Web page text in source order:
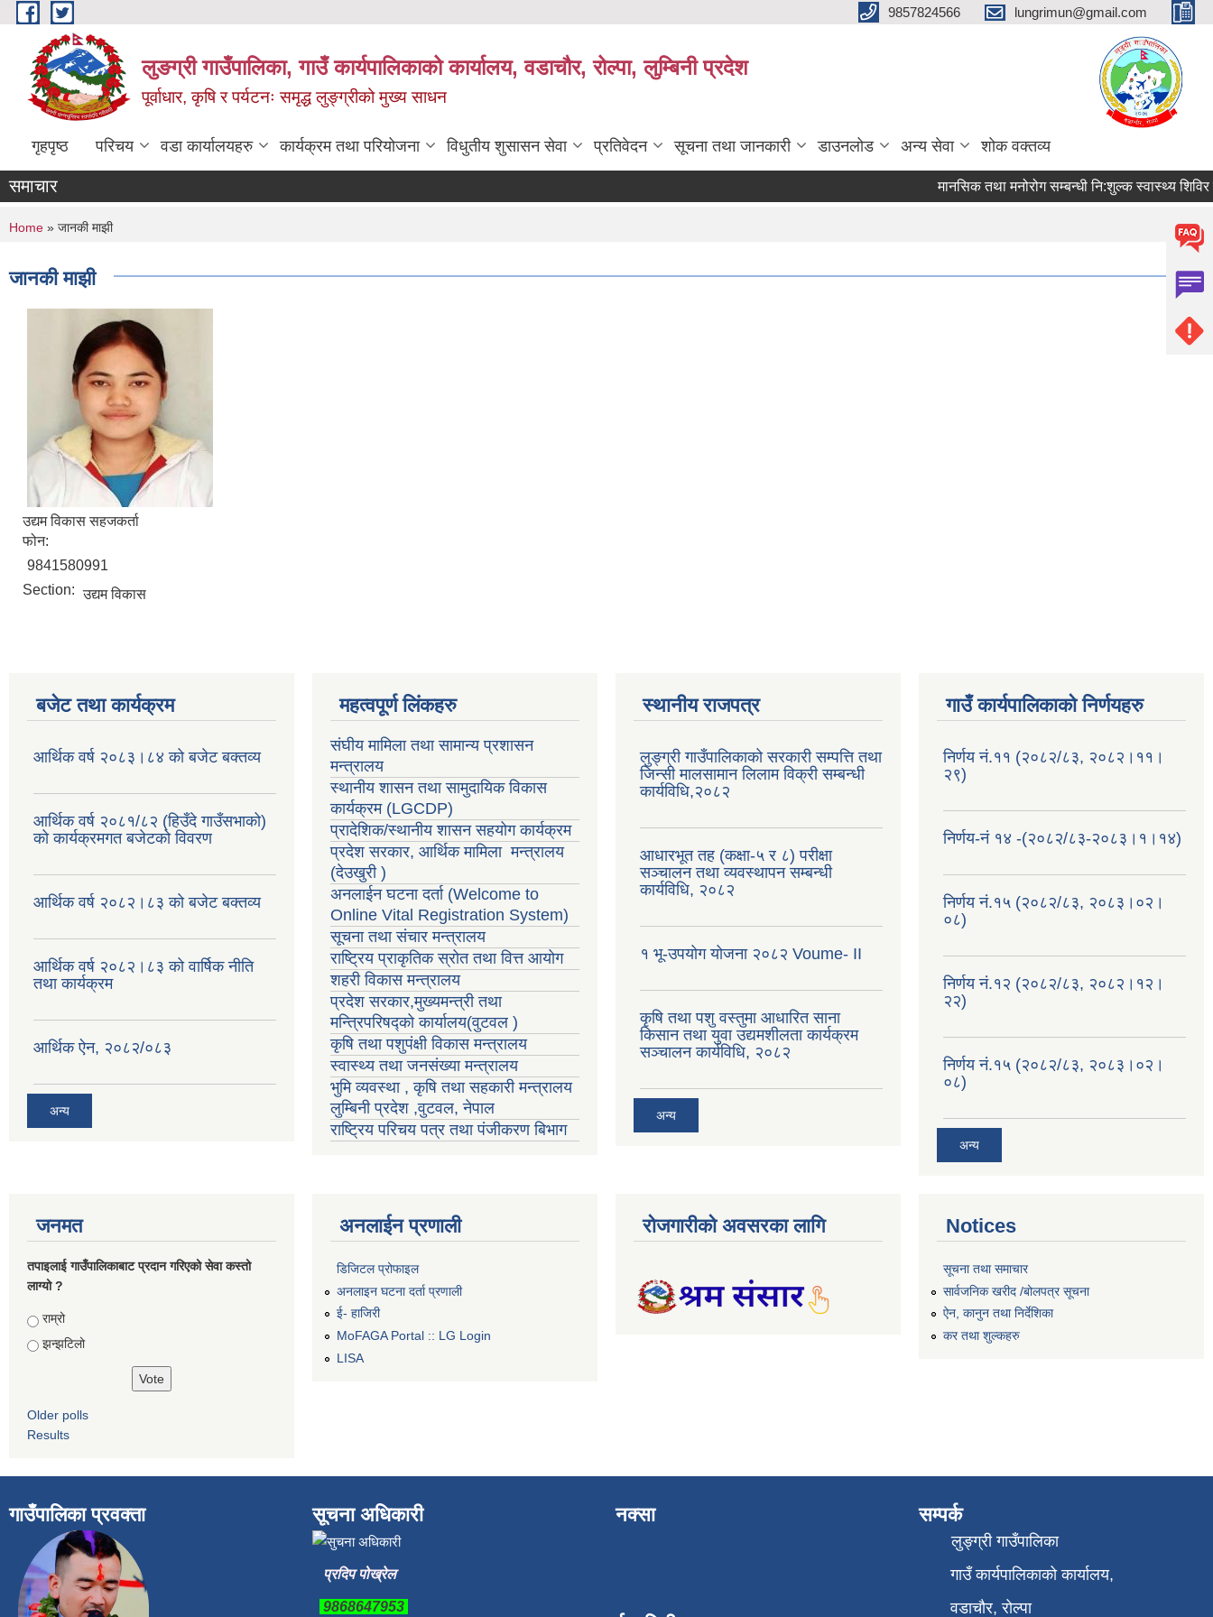
Skip to main content 9857824566 lungrimun@gmail.com
लुङग्री गाउँपालिका, गाउँ कार्यपालिकाको कार्यालय, वडाचौर, रोल्पा, लुम्बिनी प्रदेश
पूर्वाधार, कृषि र पर्यटनः समृद्ध लुङ्ग्रीको मुख्य साधन
गृहपृष्ठ परिचय वडा कार्यालयहरु कार्यक्रम तथा परियोजना विधुतीय शुसासन सेवा प्रतिवेदन सूचना तथा जानकारी डाउनलोड अन्य सेवा शोक वक्तव्य
समाचार मानसिक तथा मनोरोग सम्बन्धी नि:शुल्क स्वास्थ्य शिविर
You are here
Home » जानकी माझी
जानकी माझी
उद्यम विकास सहजकर्ता
फोन:
9841580991
Section: उद्यम विकास
बजेट तथा कार्यक्रम
आर्थिक वर्ष २०८३।८४ को बजेट बक्तव्य
आर्थिक वर्ष २०८१/८२ (हिउँदे गाउँसभाको)
को कार्यक्रमगत बजेटको विवरण
आर्थिक वर्ष २०८२।८३ को बजेट बक्तव्य
आर्थिक वर्ष २०८२।८३ को वार्षिक नीति
तथा कार्यक्रम
आर्थिक ऐन, २०८२/०८३
अन्य
महत्वपूर्ण लिंकहरु
संघीय मामिला तथा सामान्य प्रशासन
मन्त्रालय
स्थानीय शासन तथा सामुदायिक विकास
कार्यक्रम (LGCDP)
प्रादेशिक/स्थानीय शासन सहयोग कार्यक्रम
प्रदेश सरकार, आर्थिक मामिला मन्त्रालय
(देउखुरी )
अनलाईन घटना दर्ता (Welcome to
Online Vital Registration System)
सूचना तथा संचार मन्त्रालय
राष्ट्रिय प्राकृतिक स्रोत तथा वित्त आयोग
शहरी विकास मन्त्रालय
प्रदेश सरकार,मुख्यमन्त्री तथा
मन्त्रिपरिषद्को कार्यालय(वुटवल )
कृषि तथा पशुपंक्षी विकास मन्त्रालय
स्वास्थ्य तथा जनसंख्या मन्त्रालय
भुमि व्यवस्था , कृषि तथा सहकारी मन्त्रालय
लुम्बिनी प्रदेश ,वुटवल, नेपाल
राष्ट्रिय परिचय पत्र तथा पंजीकरण बिभाग
स्थानीय राजपत्र
लुङ्ग्री गाउँपालिकाको सरकारी सम्पत्ति तथा
जिन्सी मालसामान लिलाम विक्री सम्बन्धी
कार्यविधि,२०८२
आधारभूत तह (कक्षा-५ र ८) परीक्षा
सञ्चालन तथा व्यवस्थापन सम्बन्धी
कार्यविधि, २०८२
१ भू-उपयोग योजना २०८२ Voume- II
कृषि तथा पशु वस्तुमा आधारित साना
किसान तथा युवा उद्यमशीलता कार्यक्रम
सञ्चालन कार्यविधि, २०८२
अन्य
गाउँ कार्यपालिकाको निर्णयहरु
निर्णय नं.११ (२०८२/८३, २०८२।११।
२९)
निर्णय-नं १४ -(२०८२/८३-२०८३।१।१४)
निर्णय नं.१५ (२०८२/८३, २०८३।०२।
०८)
निर्णय नं.१२ (२०८२/८३, २०८२।१२।
२२)
निर्णय नं.१५ (२०८२/८३, २०८३।०२।
०८)
अन्य
जनमत
तपाइलाई गाउँपालिकाबाट प्रदान गरिएको सेवा कस्तो
लाग्यो ?
Choices
राम्रो
झन्झटिलो
Older polls
Results
अनलाईन प्रणाली
डिजिटल प्रोफाइल
अनलाइन घटना दर्ता प्रणाली
ई- हाजिरी
MoFAGA Portal :: LG Login
LISA
रोजगारीको अवसरका लागि Notices
सूचना तथा समाचार
सार्वजनिक खरीद /बोलपत्र सूचना
ऐन, कानुन तथा निर्देशिका
कर तथा शुल्कहरु
गाउँपालिका प्रवक्ता सूचना अधिकारी
प्रदिप पोख्रेल
9868647953
नक्सा सम्पर्क
लुङ्ग्री गाउँपालिका
गाउँ कार्यपालिकाको कार्यालय,
वडाचौर, रोल्पा